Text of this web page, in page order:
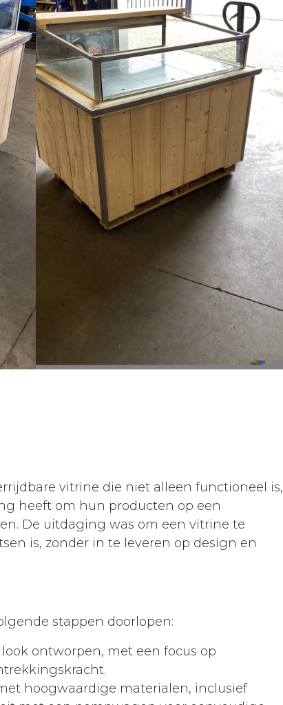
vitrine die niet alleen functioneel is,
heeft om hun producten op een
De uitdaging was om een vitrine te
is, zonder in te leveren op design en
stappen doorlopen:
ontworpen, met een focus op
hoogwaardige materialen, inclusief